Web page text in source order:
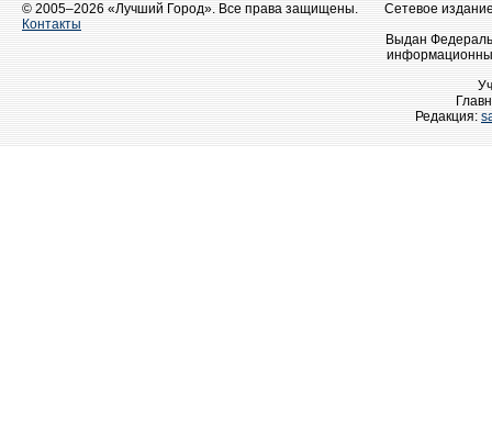
© 2005–2026 «Лучший Город». Все права защищены.
Контакты
Сетевое
Выдан
Редакция: